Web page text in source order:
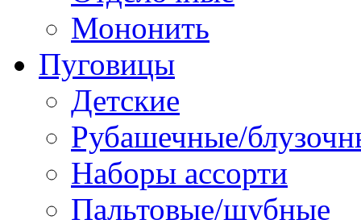
Мононить
Пуговицы
Детские
Рубашечные/
Наборы ассорти
Пальтовые/шубные